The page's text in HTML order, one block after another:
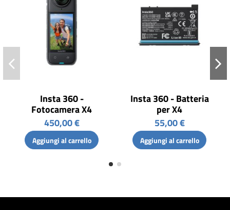
Insta 360 -
Fotocamera X4
450,00 €
Aggiungi al carrello
Insta 360 - Batteria
per X4
55,00 €
Aggiungi al carrello